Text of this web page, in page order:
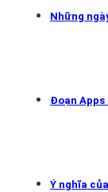
Những
Đoạn
Ý nghĩa